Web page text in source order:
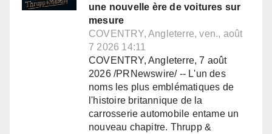
une nouvelle ère de voitures sur
mesure
COVENTRY, Angleterre, ven., août
7 2026 14:11
COVENTRY, Angleterre, 7 août
2026 /PRNewswire/ -- L'un des
noms les plus emblématiques de
l'histoire britannique de la
carrosserie automobile entame un
nouveau chapitre. Thrupp &